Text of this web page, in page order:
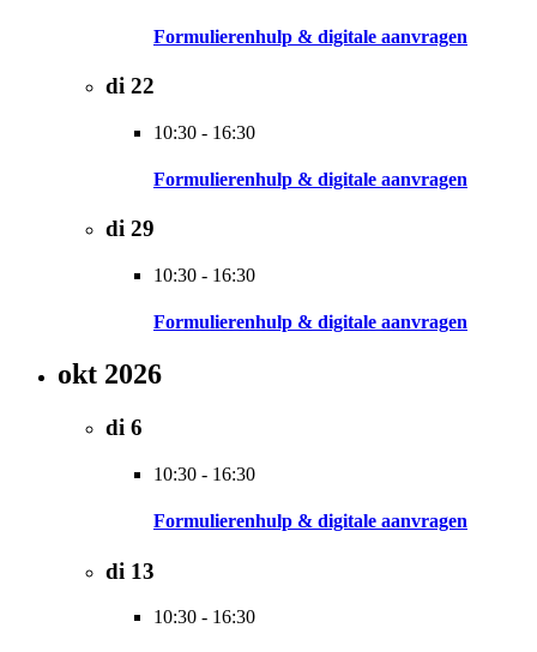
Formulierenhulp & digitale aanvragen
di 22
10:30 - 16:30
Formulierenhulp & digitale aanvragen
di 29
10:30 - 16:30
Formulierenhulp & digitale aanvragen
okt 2026
di 6
10:30 - 16:30
Formulierenhulp & digitale aanvragen
di 13
10:30 - 16:30